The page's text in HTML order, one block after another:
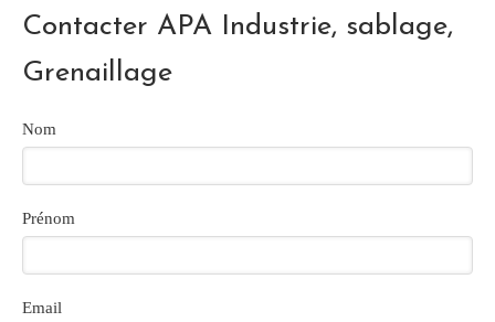
Contacter APA Industrie, sablage,
Grenaillage
Nom
Prénom
Email